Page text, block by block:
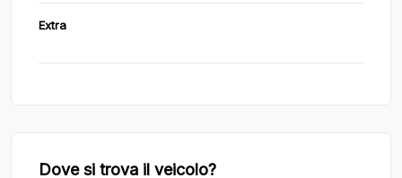
Extra
Dove si trova il veicolo?